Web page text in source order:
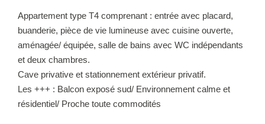
Appartement type T4 comprenant : entrée avec placard,
buanderie, pièce de vie lumineuse avec cuisine ouverte,
aménagée/ équipée, salle de bains avec WC indépendants
et deux chambres.
Cave privative et stationnement extérieur privatif.
Les +++ : Balcon exposé sud/ Environnement calme et
résidentiel/ Proche toute commodités